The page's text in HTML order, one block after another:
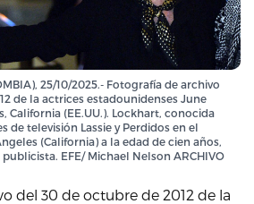
25/10/2025.- Fotografía de archivo
de la actrices estadounidenses June
California (EE.UU.). Lockhart, conocida
televisión Lassie y Perdidos en el
(California) a la edad de cien años,
EFE/ Michael Nelson ARCHIVO
del 30 de octubre de 2012 de la